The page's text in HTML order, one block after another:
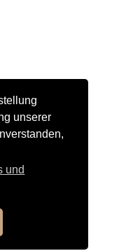
unserer
und